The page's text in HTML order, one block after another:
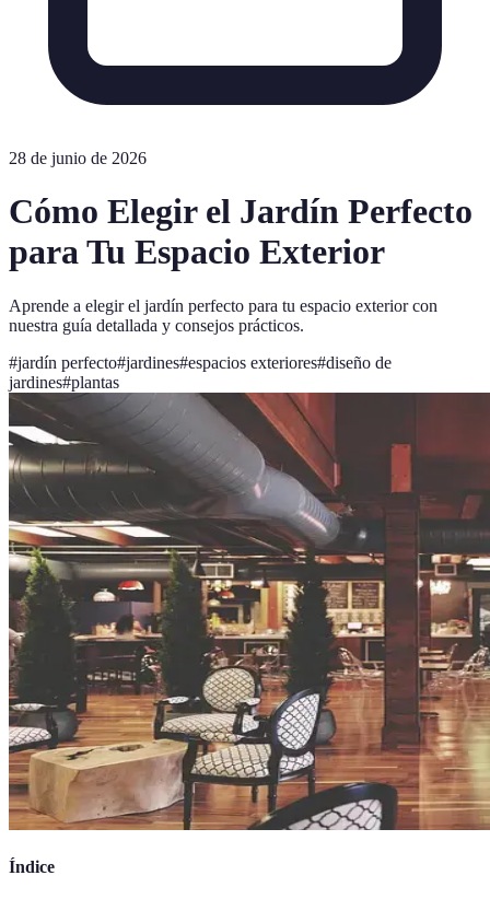
28 de junio de 2026
Cómo Elegir el Jardín Perfecto
para Tu Espacio Exterior
Aprende a elegir el jardín perfecto para tu espacio exterior con
nuestra guía detallada y consejos prácticos.
#jardín perfecto#jardines#espacios exteriores#diseño de
jardines#plantas
Índice